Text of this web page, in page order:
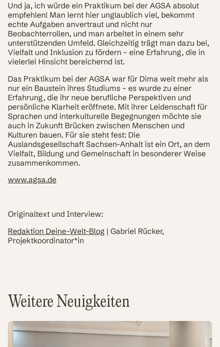
Und ja, ich würde ein Praktikum bei der AGSA absolut
empfehlen! Man lernt hier unglaublich viel, bekommt
echte Aufgaben anvertraut und nicht nur
Beobachterrollen, und man arbeitet in einem sehr
unterstützenden Umfeld. Gleichzeitig trägt man dazu bei,
Vielfalt und Inklusion zu fördern – eine Erfahrung, die in
vielerlei Hinsicht bereichernd ist.
Das Praktikum bei der AGSA war für Dima weit mehr als
nur ein Baustein ihres Studiums – es wurde zu einer
Erfahrung, die ihr neue berufliche Perspektiven und
persönliche Klarheit eröffnete. Mit ihrer Leidenschaft für
Sprachen und interkulturelle Begegnungen möchte sie
auch in Zukunft Brücken zwischen Menschen und
Kulturen bauen. Für sie steht fest: Die
Auslandsgesellschaft Sachsen-Anhalt ist ein Ort, an dem
Vielfalt, Bildung und Gemeinschaft in besonderer Weise
zusammenkommen.
www.agsa.de
Originaltext und Interview:
Redaktion Deine-Welt-Blog | Gabriel Rücker,
Projektkoordinator*in
Weitere Neuigkeiten